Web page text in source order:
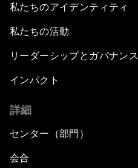
私たちのアイデンティティ
私たちの活動
リーダーシップとガバナンス
インパクト
詳細
センター（部門）
会合